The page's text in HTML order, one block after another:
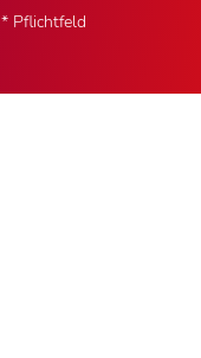
* Pflichtfeld